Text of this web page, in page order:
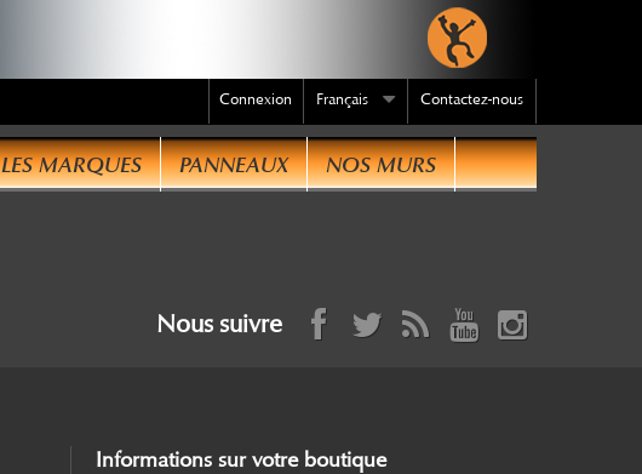
Contactez-nous
Français
Connexion
LES MARQUES PANNEAUX NOS MURS
Nous suivre
Informations sur votre boutique